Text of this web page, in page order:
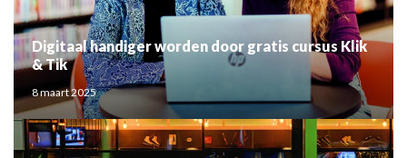
Digitaal handiger worden door gratis cursus Klik
& Tik
8 maart 2025